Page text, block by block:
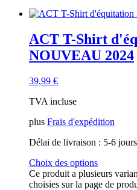
ACT T-Shirt
NOUVEAU 2024
39,99 €
TVA incluse
plus Frais d'expédition
Délai de livraison : 5-6
Choix des options
Ce produit a plusieurs
choisies sur la page de